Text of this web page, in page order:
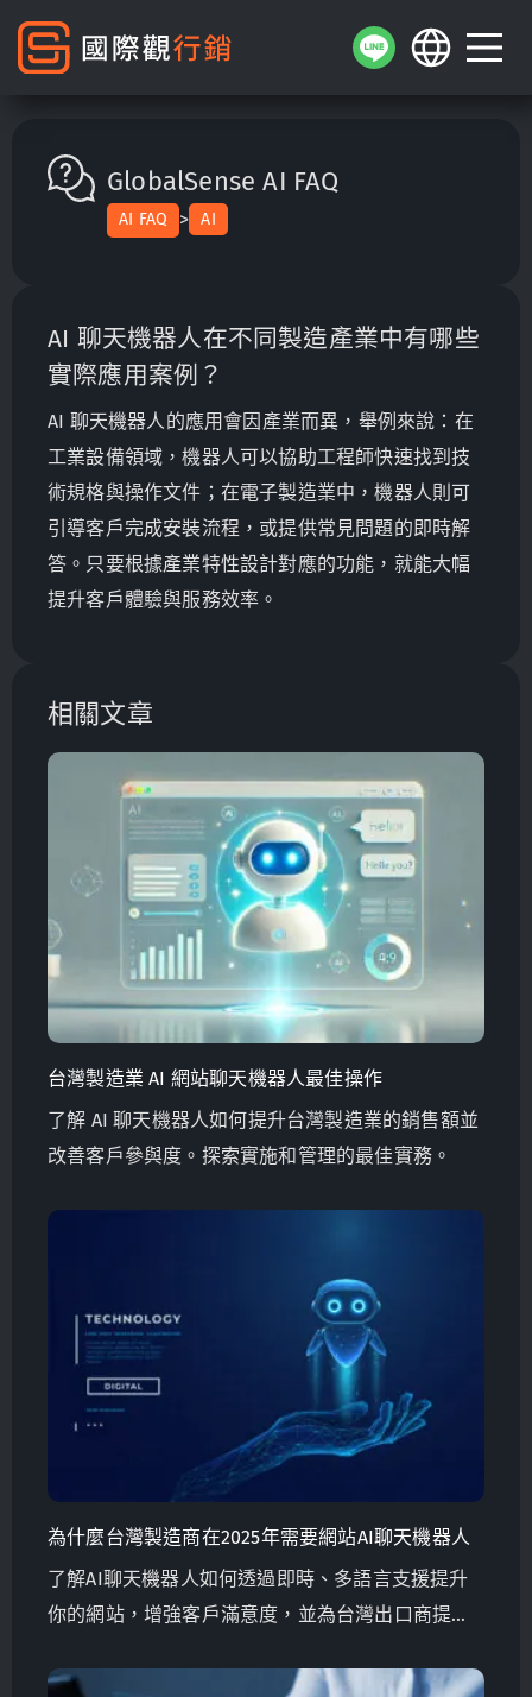
GlobalSense AI FAQ
AI FAQ > AI
AI 聊天機器人在不同製造產業中有哪些
實際應用案例？
AI 聊天機器人的應用會因產業而異，舉例來說：在
工業設備領域，機器人可以協助工程師快速找到技
術規格與操作文件；在電子製造業中，機器人則可
引導客戶完成安裝流程，或提供常見問題的即時解
答。只要根據產業特性設計對應的功能，就能大幅
提升客戶體驗與服務效率。
相關文章
台灣製造業 AI 網站聊天機器人最佳操作
了解 AI 聊天機器人如何提升台灣製造業的銷售額並
改善客戶參與度。探索實施和管理的最佳實務。
為什麼台灣製造商在2025年需要網站AI聊天機器人
了解AI聊天機器人如何透過即時、多語言支援提升
你的網站，增強客戶滿意度，並為台灣出口商提升